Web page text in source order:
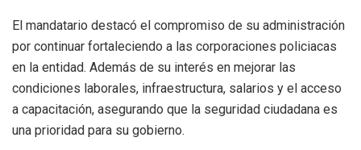
El mandatario destacó el compromiso de su administración
por continuar fortaleciendo a las corporaciones policiacas
en la entidad. Además de su interés en mejorar las
condiciones laborales, infraestructura, salarios y el acceso
a capacitación, asegurando que la seguridad ciudadana es
una prioridad para su gobierno.